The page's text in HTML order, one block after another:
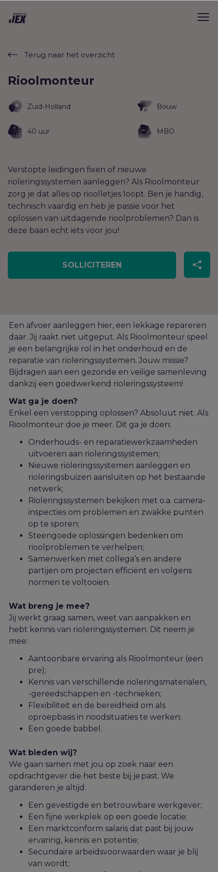
Terug naar het overzicht
Rioolmonteur
Zuid-Holland Bouw
40 uur MBO
Verstopte leidingen fixen of nieuwe
rioleringssystemen aanleggen? Als Rioolmonteur
zorg je dat alles op rioolletjes loopt. Ben je handig,
technisch vaardig en heb je passie voor het
oplossen van uitdagende rioolproblemen? Dan is
deze baan echt iets voor jou!
SOLLICITEREN
Een afvoer aanleggen hier, een lekkage repareren
daar. Jij raakt niet uitgeput. Als Rioolmonteur speel
je een belangrijke rol in het onderhoud en de
reparatie van rioleringssystemen. Jouw missie?
Bijdragen aan een gezonde en veilige samenleving
dankzij een goedwerkend rioleringssysteem!
Wat ga je doen?
Enkel een verstopping oplossen? Absoluut niet. Als
Rioolmonteur doe je meer. Dit ga je doen:
Onderhouds- en reparatiewerkzaamheden
uitvoeren aan rioleringssystemen;
Nieuwe rioleringssystemen aanleggen en
rioleringsbuizen aansluiten op het bestaande
netwerk;
Rioleringssystemen bekijken met o.a. camera-
inspecties om problemen en zwakke punten
op te sporen;
Steengoede oplossingen bedenken om
rioolproblemen te verhelpen;
Samenwerken met collega’s en andere
partijen om projecten efficiënt en volgens
normen te voltooien.
Wat breng je mee?
Jij werkt graag samen, weet van aanpakken en
hebt kennis van rioleringssystemen. Dit neem je
mee:
Aantoonbare ervaring als Rioolmonteur (een
pre);
Kennis van verschillende rioleringsmaterialen,
-gereedschappen en -technieken;
Flexibiliteit en d e bereidheid om als
oproepbasis in noodsituaties te werken;
Een goede babbel .
Wat bieden wij?
We gaan samen met jou op zoek naar een
opdrachtgever die het beste bij je past. We
garanderen je altijd:
Een gevestigde en betrouwbare werkgever;
Een fijne werkplek op een goede locatie;
Een marktconform salaris dat past bij jouw
ervaring, kennis en potentie;
Secundaire arbeidsvoorwaarden waar je blij
van wordt;